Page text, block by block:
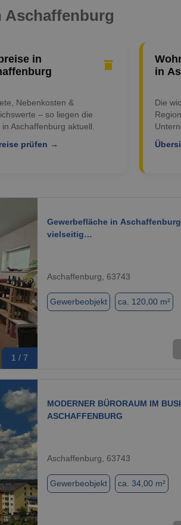
Aschaffenburg
in
Nebenkosten &
– so liegen die
Aschaffenburg aktuell.
prüfen →
in
Die
1 / 7
Gewerbefläche in
vielseitig…
Aschaffenburg, 63743
Gewerbeobjekt ca. 120,00 m²
MODERNER BÜRORAUM IM
ASCHAFFENBURG
Aschaffenburg, 63743
Gewerbeobjekt ca. 34,00 m²